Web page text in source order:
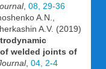
, 08, 29-36
A.N.,
A.V. (2019)
welded joints of
, 04, 2-4